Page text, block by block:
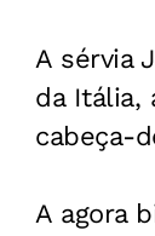
A sérvia
da Itália,
cabeça-
A agora